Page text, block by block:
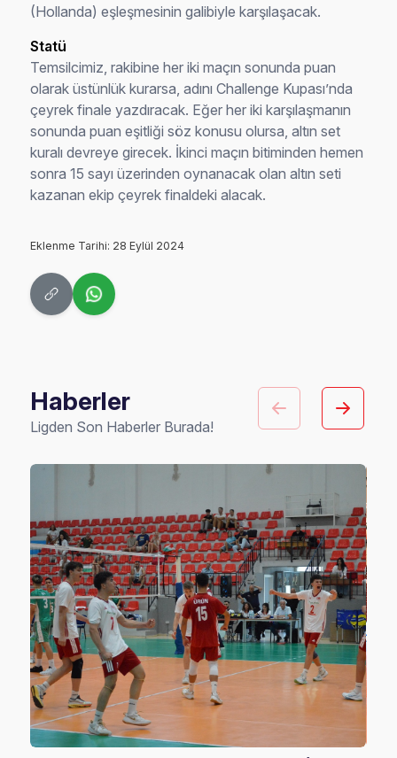
(Hollanda) eşleşmesinin galibiyle karşılaşacak.
Statü
Temsilcimiz, rakibine her iki maçın sonunda puan
olarak üstünlük kurarsa, adını Challenge Kupası’nda
çeyrek finale yazdıracak. Eğer her iki karşılaşmanın
sonunda puan eşitliği söz konusu olursa, altın set
kuralı devreye girecek. İkinci maçın bitiminden hemen
sonra 15 sayı üzerinden oynanacak olan altın seti
kazanan ekip çeyrek finaldeki alacak.
Eklenme Tarihi: 28 Eylül 2024
Haberler
Ligden Son Haberler Burada!